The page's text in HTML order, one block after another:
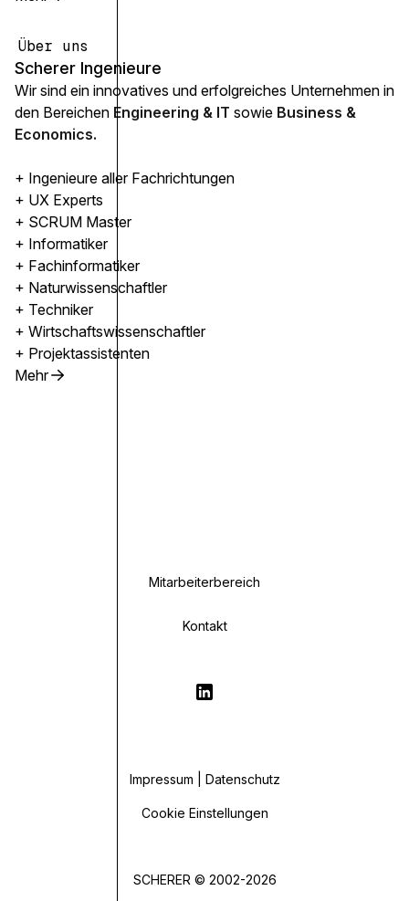
Über uns
Scherer Ingenieure
Wir sind ein innovatives und erfolgreiches Unternehmen in
den Bereichen Engineering & IT sowie Business &
Economics.
+ Ingenieure aller Fachrichtungen
+ UX Experts
+ SCRUM Master
+ Informatiker
+ Fachinformatiker
+ Naturwissenschaftler
+ Techniker
+ Wirtschaftswissenschaftler
+ Projektassistenten
Mehr
Mitarbeiterbereich
Kontakt
SCHERER © 2002-2026
Impressum | Datenschutz
Cookie Einstellungen